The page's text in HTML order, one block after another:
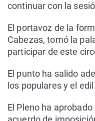
continuar con la
El portavoz de la
Cabezas, tomó la
participar de este
El punto ha salido
los populares y el
El Pleno ha